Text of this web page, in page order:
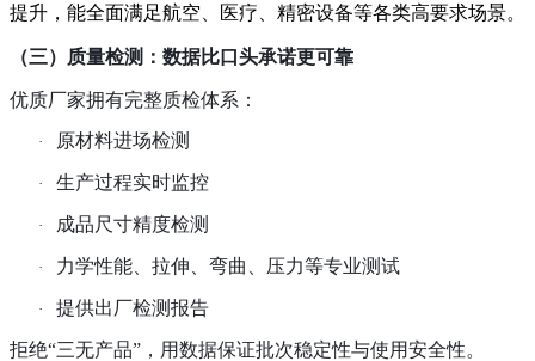
提升，能全面满足航空、医疗、精密设备等各类高要求场景。
（三） 质量检测：数据比口头承诺更可靠
优质厂家拥有完整质检体系：
· 原材料进场检测
· 生产过程实时监控
· 成品尺寸精度检测
· 力学性能、拉伸、弯曲、压力等专业测试
· 提供出厂检测报告
拒绝“三无产品”，用数据保证批次稳定性与使用安全性。